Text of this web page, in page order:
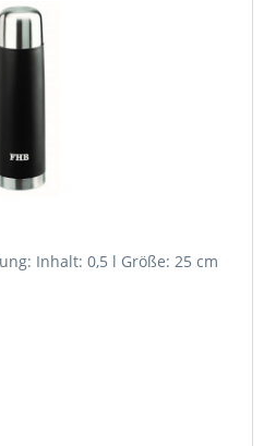
Inhalt: 0,5 l Größe: 25 cm